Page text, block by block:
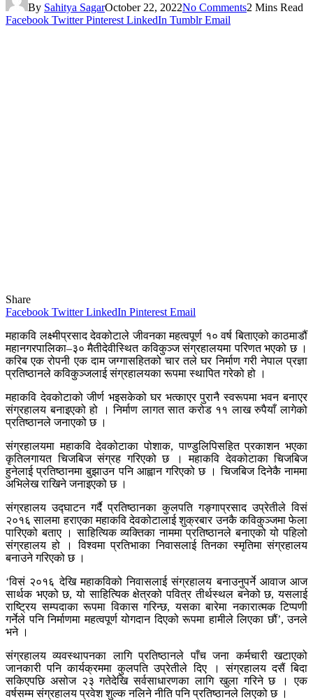
By Sahitya SagarOctober 22, 2022No Comments2 Mins Read
Facebook Twitter Pinterest LinkedIn Tumblr Email
Share
Facebook Twitter LinkedIn Pinterest Email
महाकवि लक्ष्मीप्रसाद देवकोटाले जीवनका महत्वपूर्ण १० वर्ष बिताएको काठमाडौं
महानगरपालिका–३० मैतीदेवीस्थित कविकुञ्ज संग्रहालयमा परिणत भएको छ ।
करिब एक रोपनी एक दाम जग्गासहितको चार तले घर निर्माण गरी नेपाल प्रज्ञा
प्रतिष्ठानले कविकुञ्जलाई संग्रहालयका रूपमा स्थापित गरेको हो ।
महाकवि देवकोटाको जीर्ण भइसकेको घर भत्काएर पुरानै स्वरूपमा भवन बनाएर
संग्रहालय बनाइएको हो । निर्माण लागत सात करोड ११ लाख रुपैयाँ लागेको
प्रतिष्ठानले जनाएको छ ।
संग्रहालयमा महाकवि देवकोटाका पोशाक, पाण्डुलिपिसहित प्रकाशन भएका
कृतिलगायत चिजबिज संग्रह गरिएको छ । महाकवि देवकोटाका चिजबिज
हुनेलाई प्रतिष्ठानमा बुझाउन पनि आह्वान गरिएको छ । चिजबिज दिनेकै नाममा
अभिलेख राखिने जनाइएको छ ।
संग्रहालय उद्घाटन गर्दै प्रतिष्ठानका कुलपति गङ्गाप्रसाद उप्रेतीले विसं
२०१६ सालमा हराएका महाकवि देवकोटालाई शुक्रबार उनकै कविकुञ्जमा फेला
पारिएको बताए । साहित्यिक व्यक्तिका नाममा प्रतिष्ठानले बनाएको यो पहिलो
संग्रहालय हो । विश्वमा प्रतिभाका निवासलाई तिनका स्मृतिमा संग्रहालय
बनाउने गरिएको छ ।
‘विसं २०१६ देखि महाकविको निवासलाई संग्रहालय बनाउनुपर्ने आवाज आज
सार्थक भएको छ, यो साहित्यिक क्षेत्रको पवित्र तीर्थस्थल बनेको छ, यसलाई
राष्ट्रिय सम्पदाका रूपमा विकास गरिन्छ, यसका बारेमा नकारात्मक टिप्पणी
गर्नेले पनि निर्माणमा महत्वपूर्ण योगदान दिएको रूपमा हामीले लिएका छौं’, उनले
भने ।
संग्रहालय व्यवस्थापनका लागि प्रतिष्ठानले पाँच जना कर्मचारी खटाएको
जानकारी पनि कार्यक्रममा कुलपति उप्रेतीले दिए । संग्रहालय दसैं बिदा
सकिएपछि असोज २३ गतेदेखि सर्वसाधारणका लागि खुला गरिने छ । एक
वर्षसम्म संग्रहालय प्रवेश शुल्क नलिने नीति पनि प्रतिष्ठानले लिएको छ ।